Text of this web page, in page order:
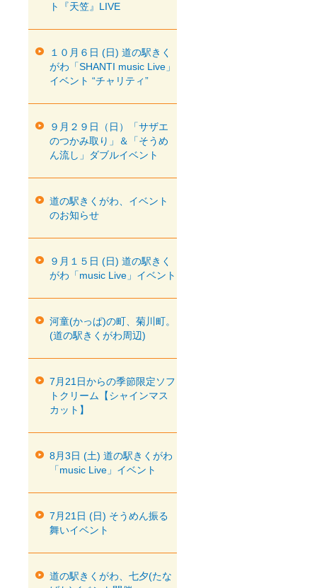
ト『天笠』LIVE
１０月６日 (日) 道の駅きく
がわ「SHANTI music Live」
イベント “チャリティ”
９月２９日（日）「サザエ
のつかみ取り」＆「そうめ
ん流し」ダブルイベント
道の駅きくがわ、イベント
のお知らせ
９月１５日 (日) 道の駅きく
がわ「music Live」イベント
河童(かっぱ)の町、菊川町。
(道の駅きくがわ周辺)
7月21日からの季節限定ソフ
トクリーム【シャインマス
カット】
8月3日 (土) 道の駅きくがわ
「music Live」イベント
7月21日 (日) そうめん振る
舞いイベント
道の駅きくがわ、七夕(たな